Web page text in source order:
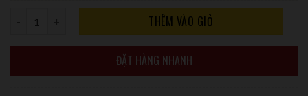
THÊM VÀO GIỎ
ĐẶT HÀNG NHANH